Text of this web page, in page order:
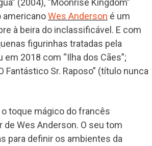
americanoWes Anderson é um
à beira do inclassificável. E com
figurinhas tratadas pela
2018 com “Ilha dos Cães”;
Sr. Raposo” (título nunca
o toque mágico do francês
de Wes Anderson. O seu tom
para definir os ambientes da